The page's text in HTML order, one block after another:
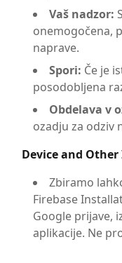
Vaš nadzor:
onemogočena,
naprave.
Spori: Če je
posodobljena
Obdelava v
ozadju za odziv
Device and
Zbiramo
Firebase
Google prijave,
aplikacije. Ne